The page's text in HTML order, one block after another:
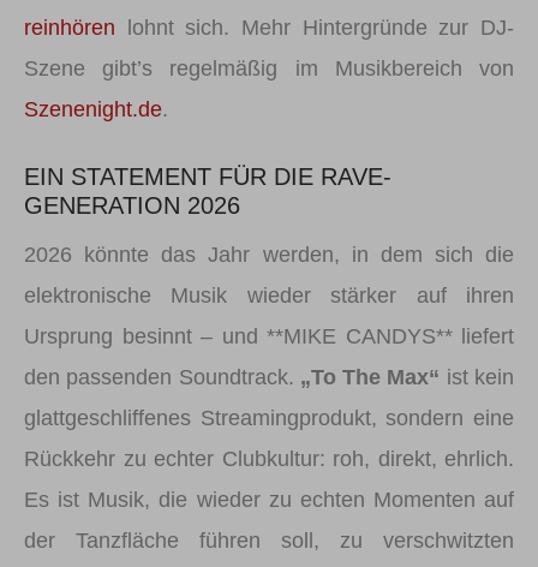
reinhören lohnt sich. Mehr Hintergründe zur DJ-
Szene gibt’s regelmäßig im Musikbereich von
Szenenight.de.
EIN STATEMENT FÜR DIE RAVE-
GENERATION 2026
2026 könnte das Jahr werden, in dem sich die
elektronische Musik wieder stärker auf ihren
Ursprung besinnt – und **MIKE CANDYS** liefert
den passenden Soundtrack. „To The Max“ ist kein
glattgeschliffenes Streamingprodukt, sondern eine
Rückkehr zu echter Clubkultur: roh, direkt, ehrlich.
Es ist Musik, die wieder zu echten Momenten auf
der Tanzfläche führen soll, zu verschwitzten